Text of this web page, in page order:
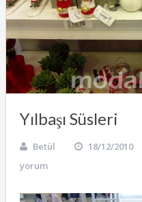
Yılbaşı Süsleri
Betül 18/12/2010
yorum